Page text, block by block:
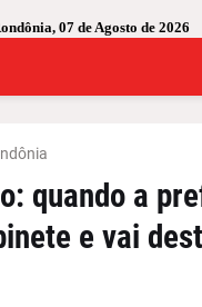
07 de Agosto de 2026
quando a
e vai